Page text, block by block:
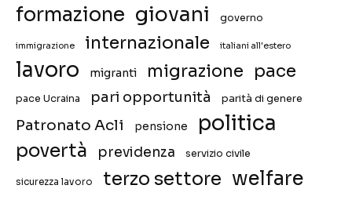
formazione giovani governo
immigrazione internazionale italiani all'estero
lavoro migranti migrazione pace
pace Ucraina pari opportunità parità di genere
Patronato Acli pensione politica
povertà previdenza servizio civile
sicurezza lavoro terzo settore welfare